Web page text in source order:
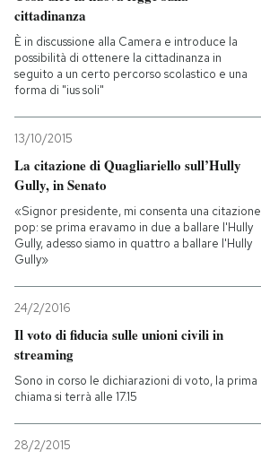
cittadinanza
È in discussione alla Camera e introduce la
possibilità di ottenere la cittadinanza in
seguito a un certo percorso scolastico e una
forma di "ius soli"
13/10/2015
La citazione di Quagliariello sull’Hully
Gully, in Senato
«Signor presidente, mi consenta una citazione
pop: se prima eravamo in due a ballare l'Hully
Gully, adesso siamo in quattro a ballare l'Hully
Gully»
24/2/2016
Il voto di fiducia sulle unioni civili in
streaming
Sono in corso le dichiarazioni di voto, la prima
chiama si terrà alle 17.15
28/2/2015